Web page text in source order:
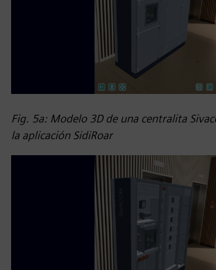
Fig. 5a: Modelo 3D de una centralita
la aplicación SidiRoar